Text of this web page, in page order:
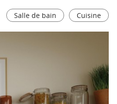
Salle de bain Cuisine